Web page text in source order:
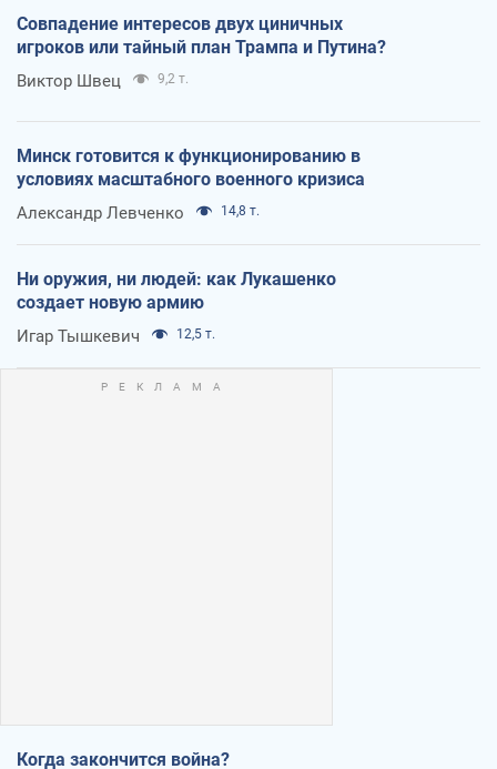
Совпадение интересов двух циничных
игроков или тайный план Трампа и Путина?
Виктор Швец 9,2 т.
Минск готовится к функционированию в
условиях масштабного военного кризиса
Александр Левченко 14,8 т.
Ни оружия, ни людей: как Лукашенко
создает новую армию
Игар Тышкевич 12,5 т.
Когда закончится война?